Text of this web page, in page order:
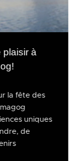
plaisir à
la fête des
uniques
de